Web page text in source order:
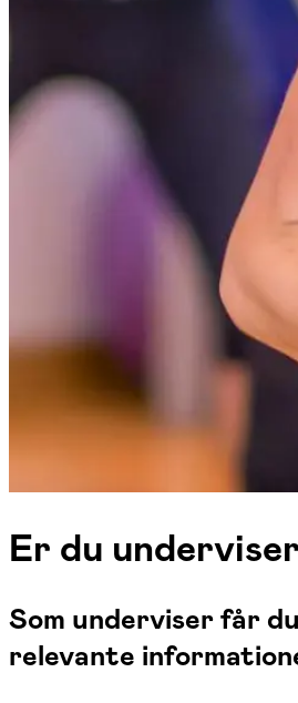
Er du
Som underviser får
relevante